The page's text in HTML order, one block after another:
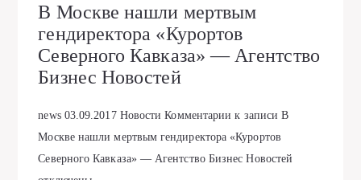
В Москве нашли мертвым
гендиректора «Курортов
Северного Кавказа» — Агентство
Бизнес Новостей
news 03.09.2017 Новости Комментариик записи В
Москве нашли мертвым гендиректора «Курортов
Северного Кавказа» — Агентство Бизнес Новостей